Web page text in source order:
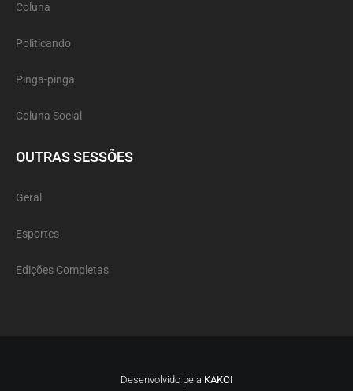
Coluna
Politicando
Pinga-pinga
Coluna Social
OUTRAS SESSÕES
Geral
Esportes
Edições Completas
Desenvolvido pela KAKOI